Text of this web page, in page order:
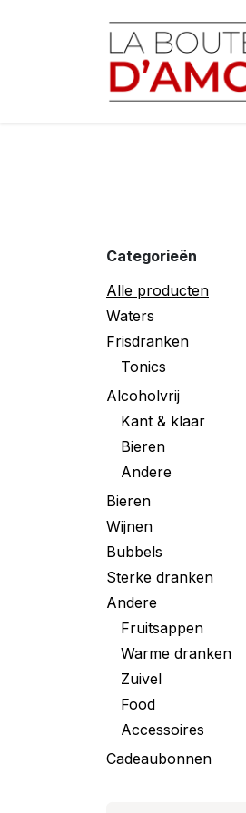
Categorieën
Alle producten
Waters
Frisdranken
Tonics
Alcoholvrij
Kant & klaar
Bieren
Andere
Bieren
Wijnen
Bubbels
Sterke dranken
Andere
Fruitsappen
Warme dranken
Zuivel
Food
Accessoires
Cadeaubonnen